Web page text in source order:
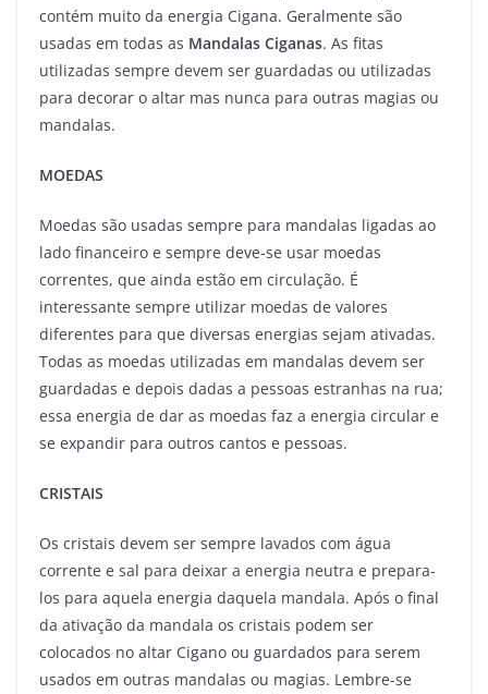
contém muito da energia Cigana. Geralmente são
usadas em todas as Mandalas Ciganas. As fitas
utilizadas sempre devem ser guardadas ou utilizadas
para decorar o altar mas nunca para outras magias ou
mandalas.
MOEDAS
Moedas são usadas sempre para mandalas ligadas ao
lado financeiro e sempre deve-se usar moedas
correntes, que ainda estão em circulação. É
interessante sempre utilizar moedas de valores
diferentes para que diversas energias sejam ativadas.
Todas as moedas utilizadas em mandalas devem ser
guardadas e depois dadas a pessoas estranhas na rua;
essa energia de dar as moedas faz a energia circular e
se expandir para outros cantos e pessoas.
CRISTAIS
Os cristais devem ser sempre lavados com água
corrente e sal para deixar a energia neutra e prepara-
los para aquela energia daquela mandala. Após o final
da ativação da mandala os cristais podem ser
colocados no altar Cigano ou guardados para serem
usados em outras mandalas ou magias. Lembre-se